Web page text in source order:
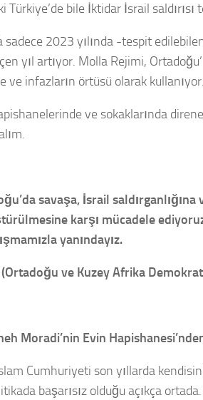
Türkiye’de bile İktidar İsrail
sadece 2023 yılında -tespit
yıl artıyor. Molla Rejimi,
ve infazların örtüsü olarak
ve sokaklarında
savaşa, İsrail
karşı mücadele
yanındayız.
ve Kuzey Afrika
Moradi’nin Evin
Cumhuriyeti son yıllarda
başarısız olduğu açıkça